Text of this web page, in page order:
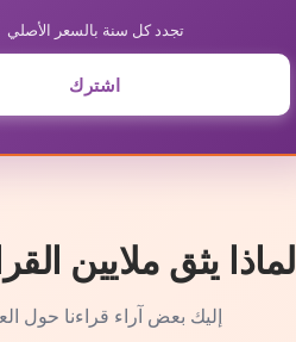
تجدد كل سنة بالسعر الأصلي
اشترك
لماذا يثق ملايين
إليك بعض آراء قراءنا حول